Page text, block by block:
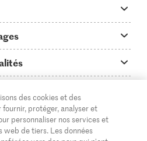
des cookies et des
protéger, analyser et
personnaliser nos services et
web de tiers. Les données